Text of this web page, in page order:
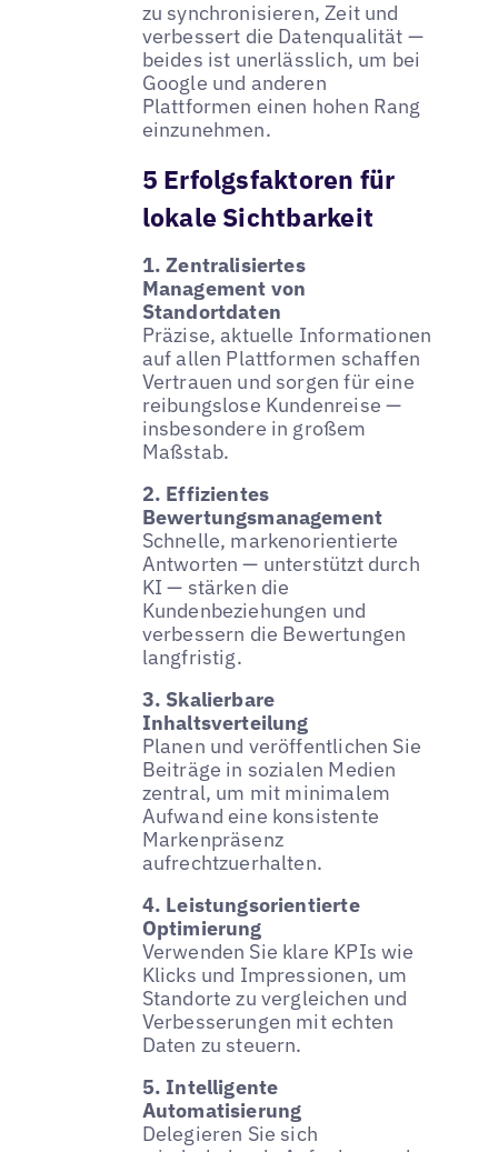
zu synchronisieren, Zeit und
verbessert die Datenqualität —
beides ist unerlässlich, um bei
Google und anderen
Plattformen einen hohen Rang
einzunehmen.
5 Erfolgsfaktoren für
lokale Sichtbarkeit
1. Zentralisiertes
Management von
Standortdaten
Präzise, aktuelle Informationen
auf allen Plattformen schaffen
Vertrauen und sorgen für eine
reibungslose Kundenreise —
insbesondere in großem
Maßstab.
2. Effizientes
Bewertungsmanagement
Schnelle, markenorientierte
Antworten — unterstützt durch
KI — stärken die
Kundenbeziehungen und
verbessern die Bewertungen
langfristig.
3. Skalierbare
Inhaltsverteilung
Planen und veröffentlichen Sie
Beiträge in sozialen Medien
zentral, um mit minimalem
Aufwand eine konsistente
Markenpräsenz
aufrechtzuerhalten.
4. Leistungsorientierte
Optimierung
Verwenden Sie klare KPIs wie
Klicks und Impressionen, um
Standorte zu vergleichen und
Verbesserungen mit echten
Daten zu steuern.
5. Intelligente
Automatisierung
Delegieren Sie sich